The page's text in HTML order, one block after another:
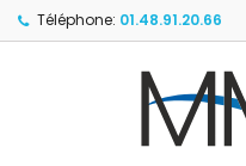
Téléphone: 01.48.91.20.66